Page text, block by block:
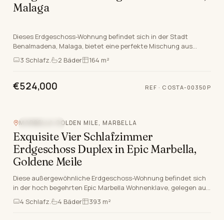
Malaga
Dieses Erdgeschoss-Wohnung befindet sich in der Stadt
Benalmadena, Malaga, bietet eine perfekte Mischung aus
hochwertigem Wohnen und einem lebendigen Lebenssti…
3 Schlafz. 2 Bäder 164 m²
€524,000 REF · COSTA-00350P
MARBELLA GOLDEN MILE, MARBELLA
Exquisite Vier Schlafzimmer
Erdgeschoss Duplex in Epic Marbella,
Goldene Meile
Diese außergewöhnliche Erdgeschoss-Wohnung befindet sich
in der hoch begehrten Epic Marbella Wohnenklave, gelegen auf
der renommierten Marbella Goldene Meile.…
4 Schlafz. 4 Bäder 393 m²